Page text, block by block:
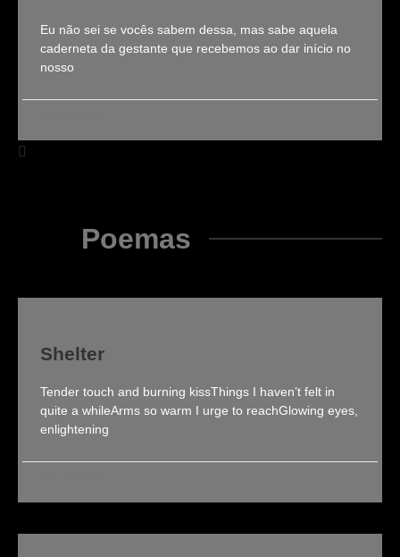
Eu não sei se vocês sabem dessa, mas sabe aquela
caderneta da gestante que recebemos ao dar início no
nosso
Poemas
Shelter
Tender touch and burning kissThings I haven’t felt in
quite a whileArms so warm I urge to reachGlowing eyes,
enlightening